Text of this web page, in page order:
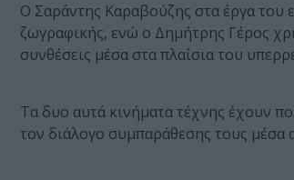
Ο Σαράντης Καραβούζης στα έργα του
ζωγραφικής, ενώ ο Δημήτρης Γέρος
συνθέσεις μέσα στα πλαίσια του
Τα δυο αυτά κινήματα τέχνης έχουν
τον διάλογο συμπαράθεσης τους μέσα